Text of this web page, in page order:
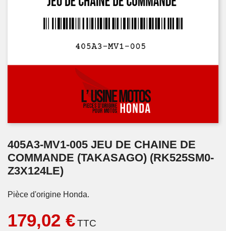
405A3-MV1-005 JEU DE CHAINE DE
COMMANDE (TAKASAGO) (RK525SM0-
Z3X124LE)
Pièce d'origine Honda.
179,02 €TTC